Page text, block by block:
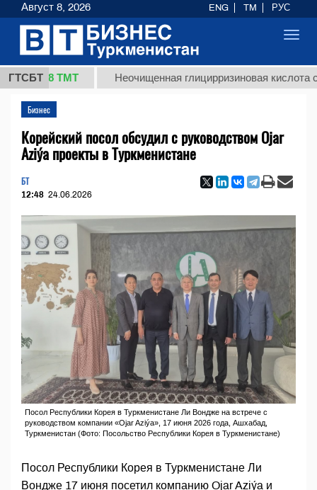
ГТСБТ
ТМТ Неочищенная глицирризиновая кислота
Бизнес
Корейский посол обсудил с руководством Ojar
Aziýa проекты в Туркменистане
БТ
12:48 24.06.2026
Посол Республики Корея в Туркменистане Ли Вондже на встрече с
руководством компании «Ojar Aziýa», 17 июня 2026 года, Ашхабад,
Туркменистан (Фото: Посольство Республики Корея в Туркменистане)
Посол Республики Корея в Туркменистане Ли
Вондже 17 июня посетил компанию Ojar Aziýa и
Август 8, 2026 ENG TM РУС